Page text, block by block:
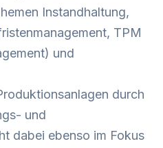
Instandhaltung,
TPM
und
durch
und
dabei ebenso im Fokus